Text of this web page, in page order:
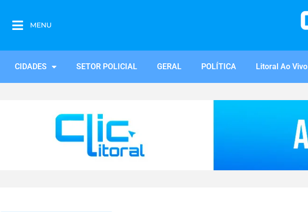
MENU
CIDADES SETOR POLICIAL GERAL POLÍTICA Litoral Ao Vivo